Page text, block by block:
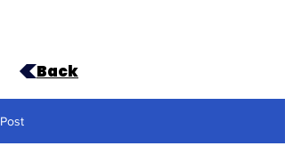
Back
Post